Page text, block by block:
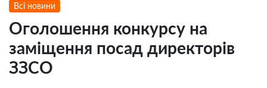
Всі новини
Оголошення конкурсу на
заміщення посад директорів
ЗЗСО